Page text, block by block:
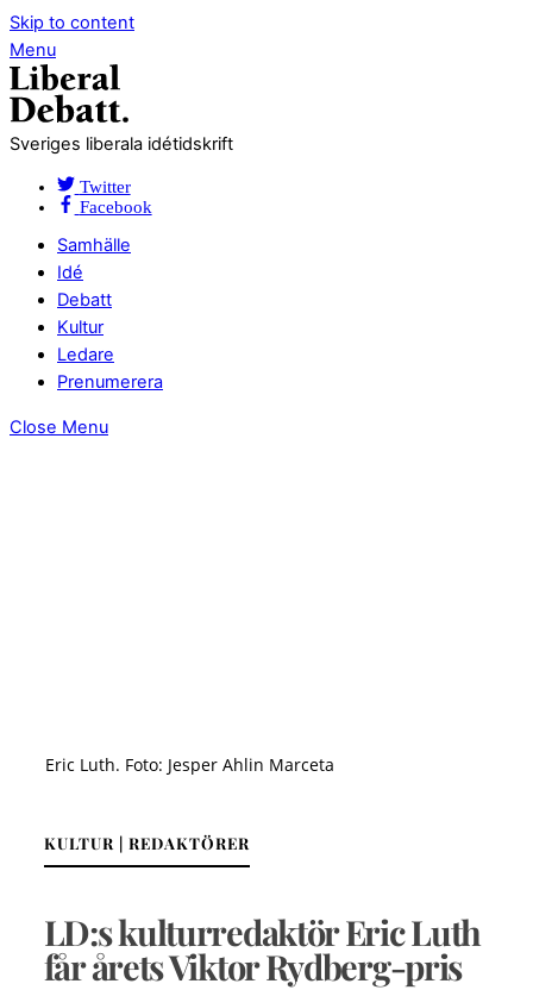
Skip to content
Menu
Sveriges liberala idétidskrift
Twitter
Facebook
Samhälle
Idé
Debatt
Kultur
Ledare
Prenumerera
Close Menu
Eric Luth. Foto: Jesper Ahlin Marceta
KULTUR | REDAKTÖRER
LD:s kulturredaktör Eric Luth
får årets Viktor Rydberg-pris